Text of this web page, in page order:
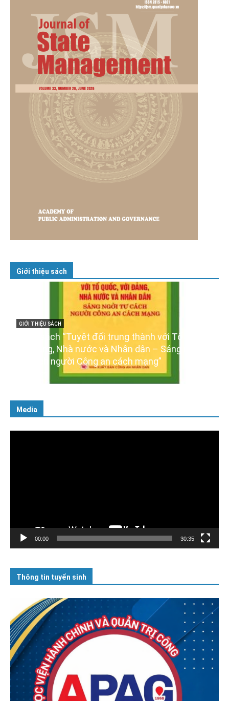
Giới thiệu sách
GIỚI THIỆU SÁCH
Ra mắt ba cuốn sách ảnh chào mừng Đại hội
XIV của Đảng
Media
00:00 30:35
Thông tin tuyển sinh